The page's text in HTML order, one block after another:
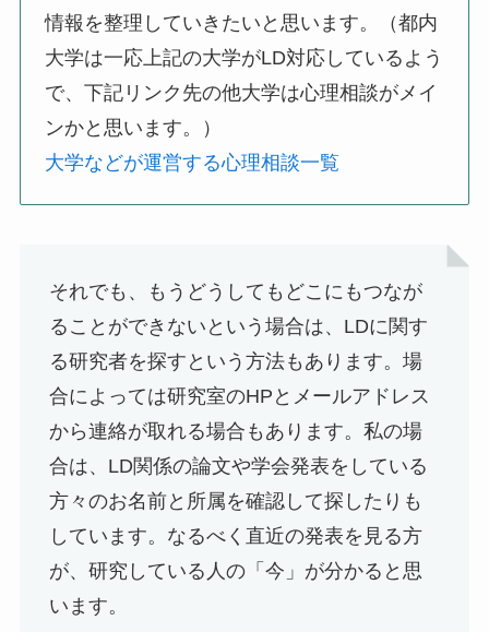
情報を整理していきたいと思います。（都内
大学は一応上記の大学がLD対応しているよう
で、下記リンク先の他大学は心理相談がメイ
ンかと思います。）
大学などが運営する心理相談一覧
それでも、もうどうしてもどこにもつなが
ることができないという場合は、LDに関す
る研究者を探すという方法もあります。場
合によっては研究室のHPとメールアドレス
から連絡が取れる場合もあります。私の場
合は、LD関係の論文や学会発表をしている
方々のお名前と所属を確認して探したりも
しています。なるべく直近の発表を見る方
が、研究している人の「今」が分かると思
います。